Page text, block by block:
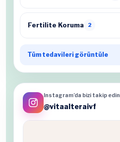
Fertilite Koruma 2
Tüm tedavileri görüntüle
Instagram’da bizi takip edin
@vitaalteraivf